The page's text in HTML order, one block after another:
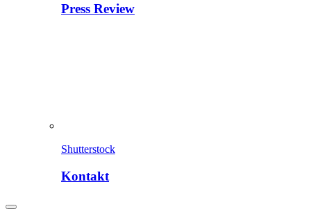
Press Review
Shutterstock
Kontakt